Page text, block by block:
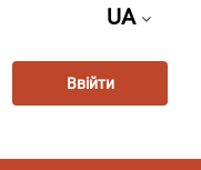
UA
Ввійти